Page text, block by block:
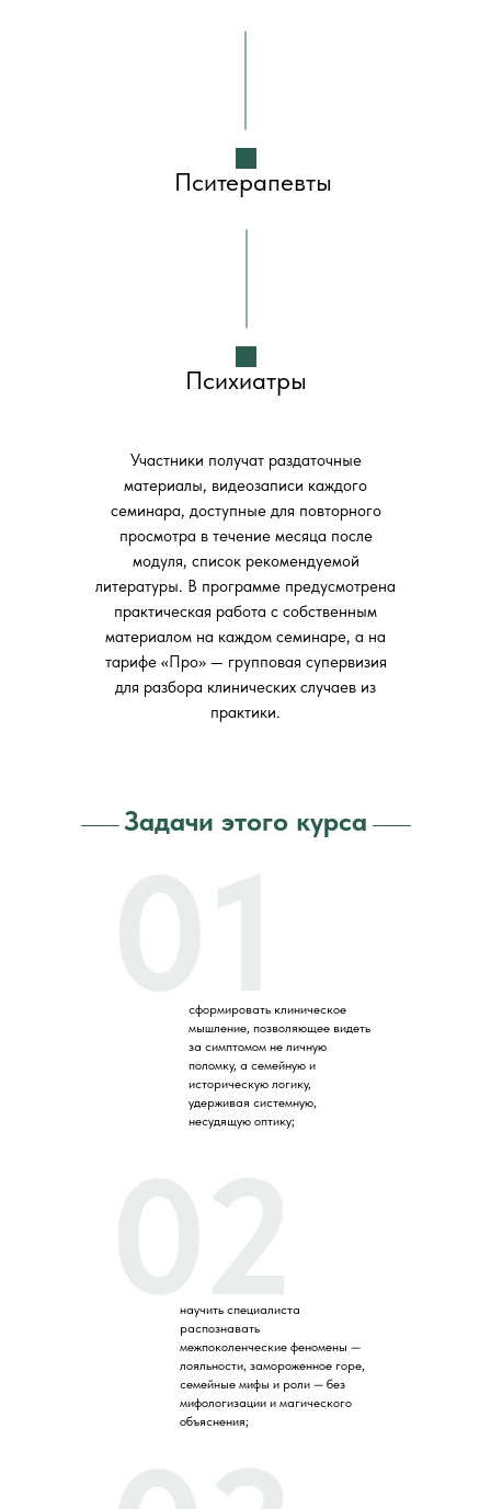
Пситерапевты
Психиатры
Участники получат раздаточные
материалы, видеозаписи каждого
семинара, доступные для повторного
просмотра в течение месяца после
модуля, список рекомендуемой
литературы. В программе предусмотрена
практическая работа с собственным
материалом на каждом семинаре, а на
тарифе «Про» — групповая супервизия
для разбора клинических случаев из
практики.
Задачи этого курса
сформировать клиническое
мышление, позволяющее видеть
за симптомом не личную
поломку, а семейную и
историческую логику,
удерживая системную,
несудящую оптику;
научить специалиста
распознавать
межпоколенческие феномены —
лояльности, замороженное горе,
семейные мифы и роли — без
мифологизации и магического
объяснения;